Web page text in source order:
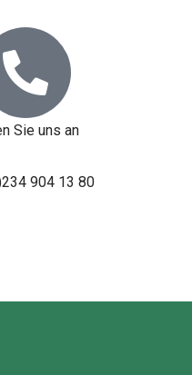
Sie uns an
904 13 80